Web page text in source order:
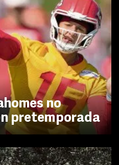
no
pretemporada